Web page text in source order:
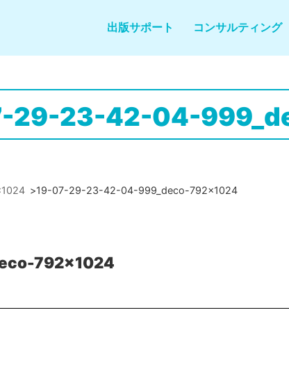
出版サポート コンサルティング
29-23-42-04-
>19-07-29-23-42-04-999_deco-792x1024
792x1024